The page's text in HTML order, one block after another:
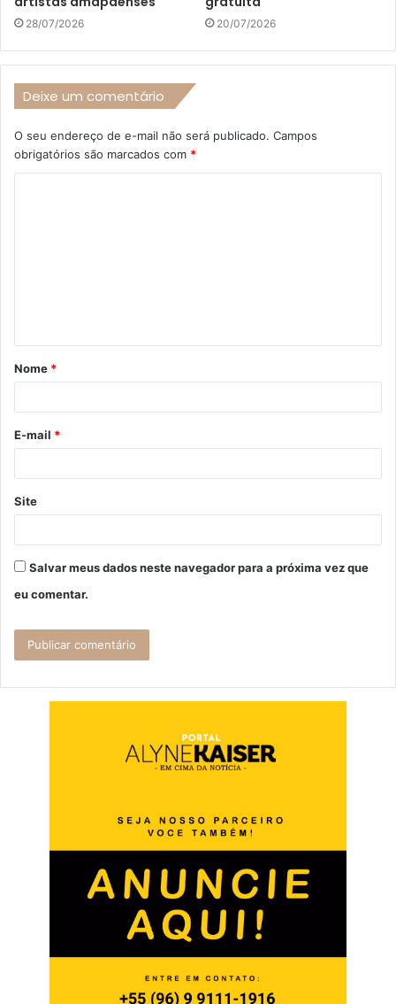
28/07/2026 20/07/2026
Deixe um comentário
O seu endereço de e-mail não será publicado. Campos
obrigatórios são marcados com *
á
r
*
Nome *
E-mail *
Site
Salvar meus dados neste navegador para a próxima vez que
eu comentar.